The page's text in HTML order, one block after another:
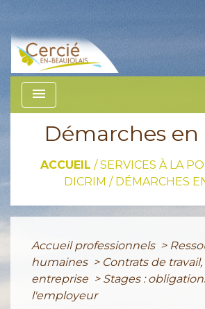
menu
Démarches
ACCUEIL /SERVICES À LA
DICRIM / DÉMARCHES
Accueil professionnels >
humaines > Contrats de
entreprise > Stages :
l'employeur